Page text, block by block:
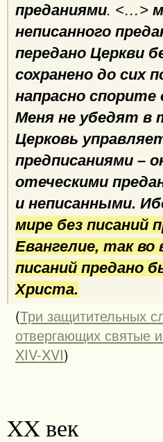
преданиями. <…>
неписанного
передано Церкви
сохранено до сих
напрасно спорите
Меня не убедят в
Церковь
предписаниями –
отеческими
и неписанными.
мире без писаний
Евангелие, так во
писаний предано
Христа.
(Три защитительных
отвергающих святые
XIV-XVI)
XX век